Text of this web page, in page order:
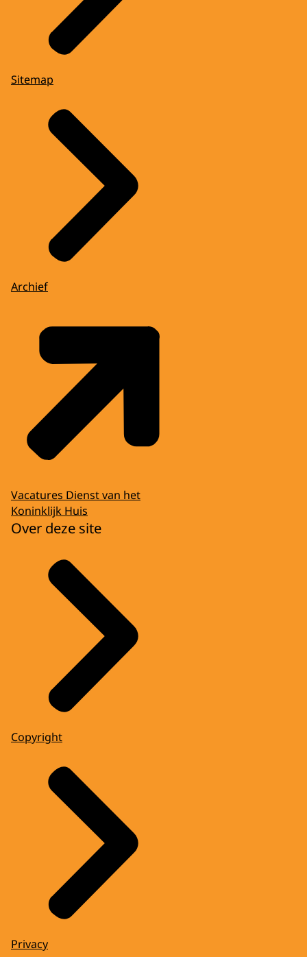
Sitemap
Archief
Vacatures Dienst van het
Koninklijk Huis
Over deze site
Copyright
Privacy